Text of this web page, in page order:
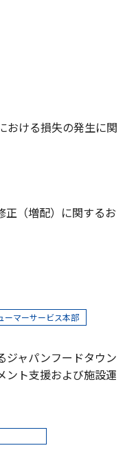
おける損失の発生に関
正（増配）に関するお
ーマーサービス本部
ジャパンフードタウン
ント支援および施設運